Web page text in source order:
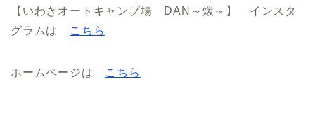
【いわきオートキャンプ場 DAN～煖～】 インスタ
グラムは
こちら
ホームページは こちら